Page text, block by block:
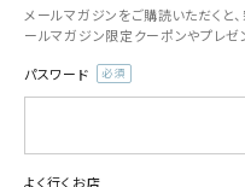
メールマガジンをご購読いただくと
ールマガジン限定クーポンやプレゼ
パスワード
(必
よく行くお店